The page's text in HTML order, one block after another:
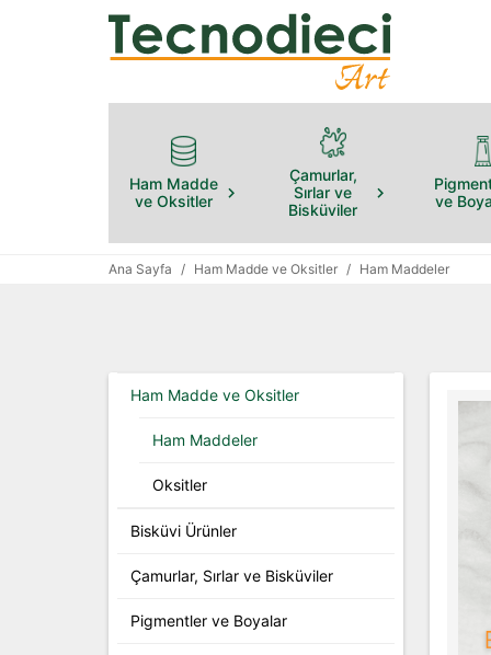
Ham Madde
ve Oksitler
Çamurlar,
Sırlar ve
Bisküviler
ve
Ana Sayfa / Ham Madde ve Oksitler / Ham Maddeler
Ham Madde ve Oksitler
Ham Maddeler
Oksitler
Bisküvi Ürünler
Çamurlar, Sırlar ve Bisküviler
Pigmentler ve Boyalar